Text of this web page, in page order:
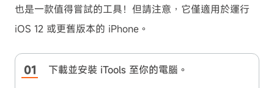
也是一款值得嘗試的工具！但請注意，它僅適用於運行
iOS 12 或更舊版本的 iPhone。
下載並安裝 iTools 至你的電腦。